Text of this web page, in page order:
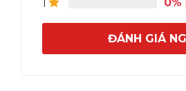
ĐÁNH GIÁ